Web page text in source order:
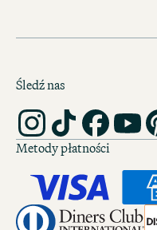
Śledź nas
Metody płatności